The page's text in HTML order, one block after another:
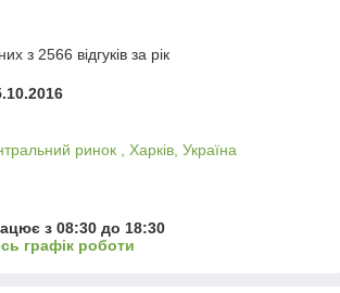
з 2566 відгуків за рік
ринок , Харків, Україна
з 08:30 до 18:30
графік роботи